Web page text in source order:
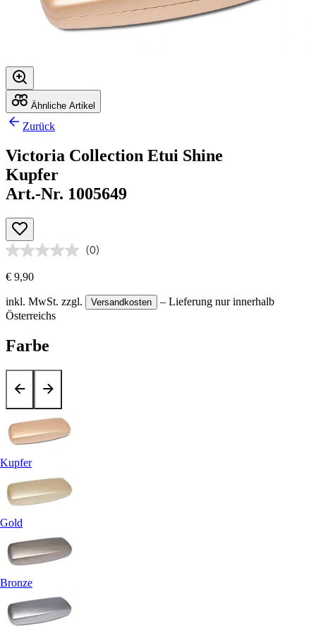
Ähnliche Artikel
Zurück
Victoria Collection Etui Shine
Kupfer
Art.-Nr. 1005649
(0)
€ 9,90
inkl. MwSt. zzgl. Versandkosten
– Lieferung nur innerhalb
Österreichs
Farbe
Kupfer
Gold
Bronze